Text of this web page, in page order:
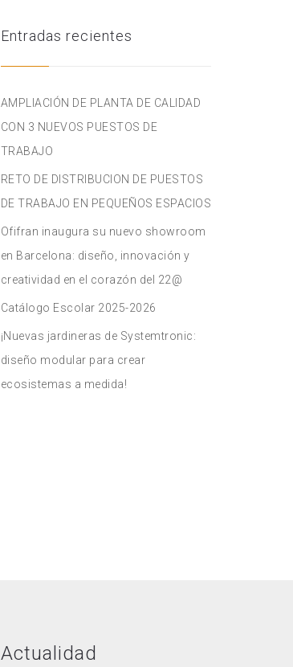
Entradas recientes
AMPLIACIÓN DE PLANTA DE CALIDAD
CON 3 NUEVOS PUESTOS DE
TRABAJO
RETO DE DISTRIBUCION DE PUESTOS
DE TRABAJO EN PEQUEÑOS ESPACIOS
Ofifran inaugura su nuevo showroom
en Barcelona: diseño, innovación y
creatividad en el corazón del 22@
Catálogo Escolar 2025-2026
¡Nuevas jardineras de Systemtronic:
diseño modular para crear
ecosistemas a medida!
Actualidad